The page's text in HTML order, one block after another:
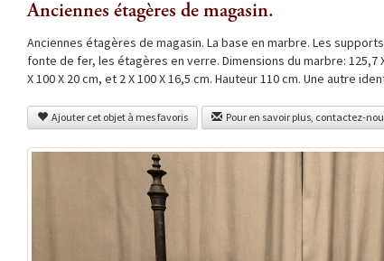
Anciennes étagères de magasin.
Anciennes étagères de magasin. La base en marbre. Les
fonte de fer, les étagères en verre. Dimensions du marbre: 125,7
X 100 X 20 cm, et 2 X 100 X 16,5 cm. Hauteur 110 cm. Une autre
Ajouter cet objet à mes favoris Pour en savoir plus, contactez-